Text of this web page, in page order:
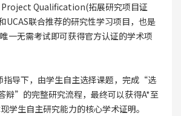
Project Qualification(拓展研究项目证
UCAS联合推荐的研究性学习项目，也是
一无需考试即可获得官方认证的学术项
指导下，由学生自主选择课题，完成“选
辩”的完整研究流程，最终可以获得A*至
学生自主研究能力的核心学术证明。